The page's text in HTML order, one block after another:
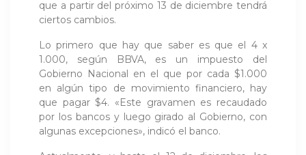
que a partir del próximo 13 de diciembre tendrá
ciertos cambios.
Lo primero que hay que saber es que el 4 x
1.000, según BBVA, es un impuesto del
Gobierno Nacional en el que por cada $1.000
en algún tipo de movimiento financiero, hay
que pagar $4. «Este gravamen es recaudado
por los bancos y luego girado al Gobierno, con
algunas excepciones», indicó el banco.